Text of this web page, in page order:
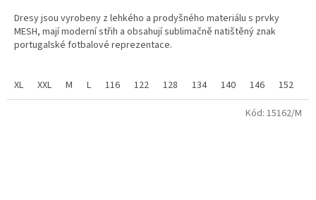
Dresy jsou vyrobeny z lehkého a prodyšného materiálu s prvky
MESH, mají moderní střih a obsahují sublimačně natištěný znak
portugalské fotbalové reprezentace.
velikosti - dětské od 122 do 158
XL XXL M L 116 122 128 134 140 146 152
Kód: 15162/M